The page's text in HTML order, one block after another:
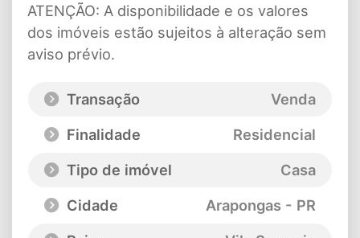
ATENÇÃO: A disponibilidade e os valores
dos imóveis estão sujeitos à alteração sem
aviso prévio.
Transação
Venda
Finalidade
Residencial
Tipo de imóvel
Casa
Cidade
Arapongas - PR